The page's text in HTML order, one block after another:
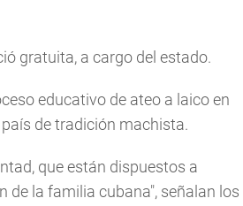
gratuita, a cargo del estado.
educativo de ateo a laico en
de tradición machista.
que están dispuestos a
de la familia cubana", señalan los